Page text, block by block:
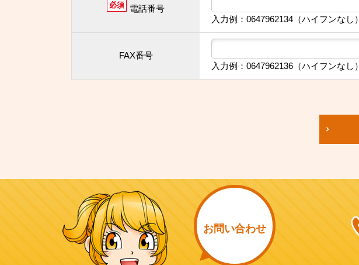
必須
電話番号
入力例：0647962134（ハイフンなし）
FAX番号
入力例：0647962136（ハイフンなし）
お問い合わせ